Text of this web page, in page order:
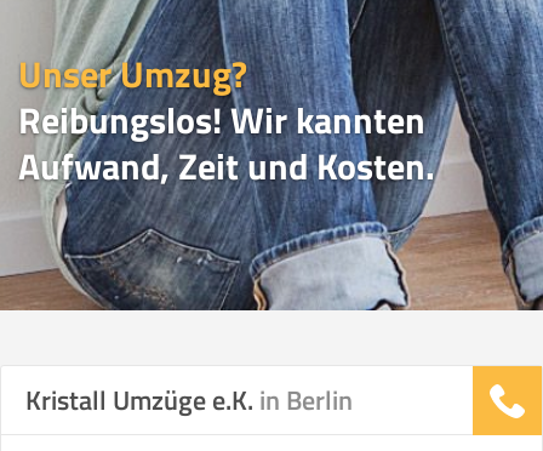
Unser Umzug?
Reibungslos! Wir kannten
Aufwand, Zeit und Kosten.
UMZUGSVERGLEICH
Kristall Umzüge e.K. in Berlin